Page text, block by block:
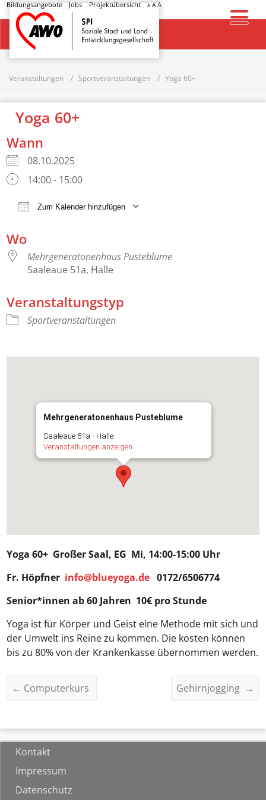
Bildungsangebote Jobs Projektübersicht A AA
Startseite
Veranstaltungen Sportveranstaltungen Yoga 60+
Yoga 60+
Wann
08.10.2025
14:00 - 15:00
Zum Kalender hinzufügen
Wo
Mehrgeneratonenhaus Pusteblume
Saaleaue 51a, Halle
Veranstaltungstyp
Sportveranstaltungen
Mehrgeneratonenhaus Pusteblume
Saaleaue 51a - Halle
Veranstaltungen anzeigen
Yoga 60+ Großer Saal, EG Mi, 14:00-15:00 Uhr
Fr. Höpfner info@blueyoga.de 0172/6506774
Senior*innen ab 60 Jahren 10€ pro Stunde
Yoga ist für Körper und Geist eine Methode mit sich und
der Umwelt ins Reine zu kommen. Die kosten können
bis zu 80% von der Krankenkasse übernommen werden.
← Computerkurs Gehirnjogging →
Kontakt
Impressum
Datenschutz